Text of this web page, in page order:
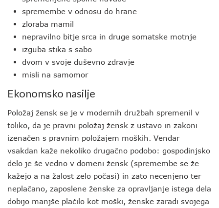
spremembe v odnosu do hrane
zloraba mamil
nepravilno bitje srca in druge somatske motnje
izguba stika s sabo
dvom v svoje duševno zdravje
misli na samomor
Ekonomsko nasilje
Položaj žensk se je v modernih družbah spremenil v
toliko, da je pravni položaj žensk z ustavo in zakoni
izenačen s pravnim položajem moških. Vendar
vsakdan kaže nekoliko drugačno podobo: gospodinjsko
delo je še vedno v domeni žensk (spremembe se že
kažejo a na žalost zelo počasi) in zato necenjeno ter
neplačano, zaposlene ženske za opravljanje istega dela
dobijo manjše plačilo kot moški, ženske zaradi svojega